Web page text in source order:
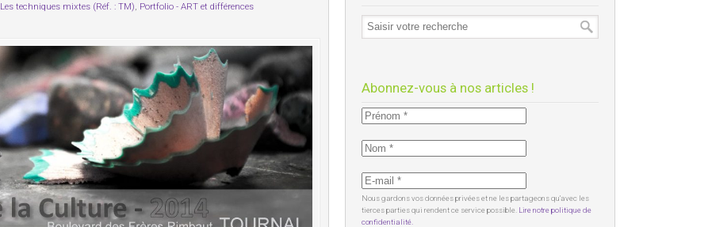
Les techniques mixtes (Réf. : TM), Portfolio - ART et différences
Abonnez-vous à nos articles !
Nous gardons vos données privées et ne les partageons qu’avec les
tierces parties qui rendent ce service possible. Lire notre politique de
confidentialité.